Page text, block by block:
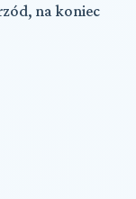
na koniec